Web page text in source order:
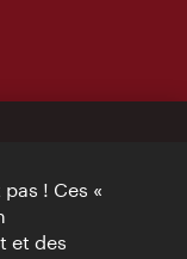
! Ces «
et des